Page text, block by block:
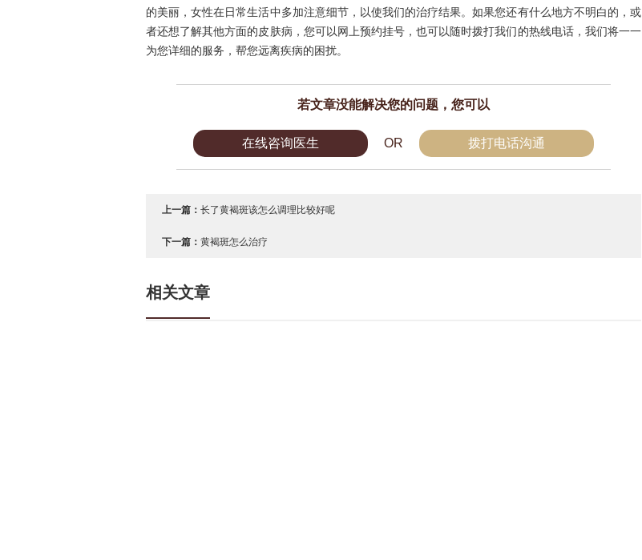
的美丽，女性在日常生活中多加注意细节，以使我们的治疗结果。如果您还有什么地方不明白的，或
者还想了解其他方面的皮肤病，您可以网上预约挂号，也可以随时拨打我们的热线电话，我们将一一
为您详细的服务，帮您远离疾病的困扰。
若文章没能解决您的问题，您可以
在线咨询医生 OR 拨打电话沟通
上一篇： 长了黄褐斑该怎么调理比较好呢
下一篇： 黄褐斑怎么治疗
相关文章